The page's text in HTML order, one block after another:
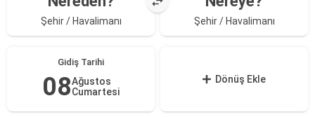
Şehir / Havalimanı Şehir / Havalimanı
Gidiş Tarihi
08Ağustos
Cumartesi
Dönüş Ekle